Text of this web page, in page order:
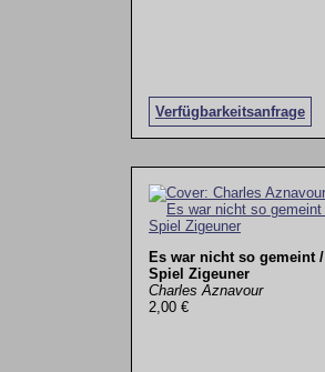
Verfügbarkeitsanfrage
Es war nicht so gemeint /
Spiel Zigeuner
Charles Aznavour
2,00 €